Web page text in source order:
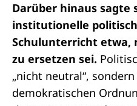
Darüber hinaus sagte
institutionelle
Schulunterricht etwa,
zu ersetzen sei.
„nicht neutral“,
demokratischen